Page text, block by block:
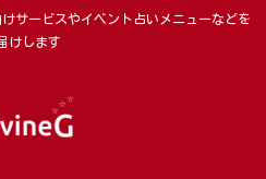
けサービスやイベント占いメニューなどを
けします